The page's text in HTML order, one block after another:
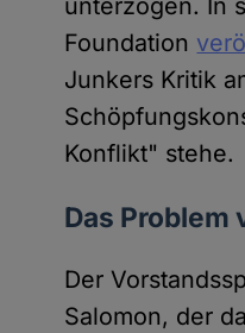
unterzogen. In
Foundation
Junkers Kritik
Konflikt" stehe.
Das
Der
Salomon, der